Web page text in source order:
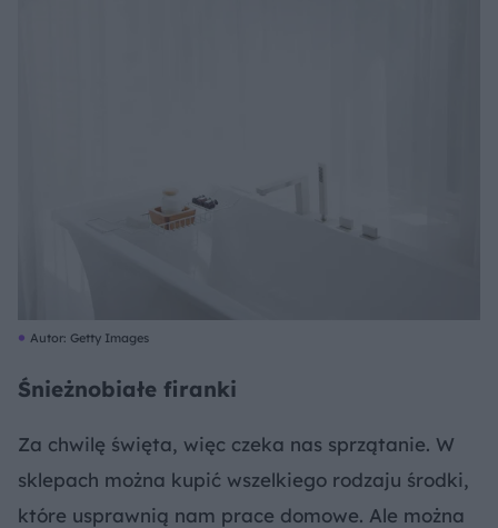
Autor: Getty Images
Śnieżnobiałe firanki
Za chwilę święta, więc czeka nas sprzątanie. W
sklepach można kupić wszelkiego rodzaju środki,
które usprawnią nam prace domowe. Ale można